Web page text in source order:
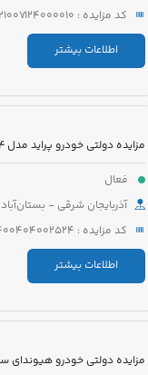
کد مزایده : 5221007124000010
اطلاعات بیشتر
فعال
آذربایجان شرقی - بستان‌آباد
کد مزایده : 5521400404002524
اطلاعات بیشتر